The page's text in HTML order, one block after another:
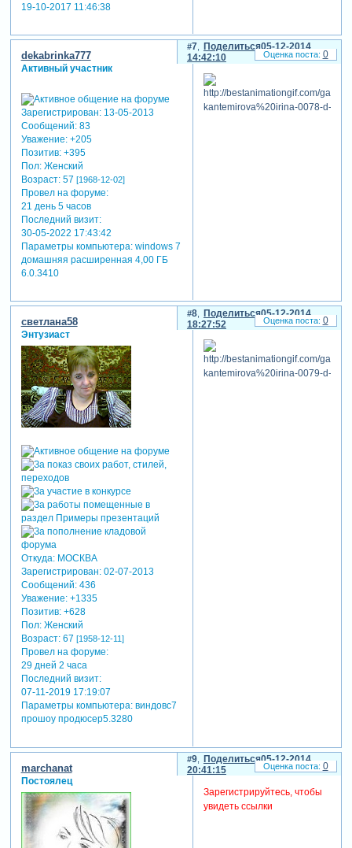
19-10-2017 11:46:38
Поделиться
7
05-12-2014
14:42:10
dekabrinka777
Активный участник
Зарегистрирован: 13-05-2013
Сообщений:83
Уважение: +205
Позитив: +395
Пол:Женский
Возраст:57 [1968-12-02]
Провел на форуме:
21 день 5 часов
Последний визит:
30-05-2022 17:43:42
Параметры компьютера:windows 7
домашняя расширенная 4,00 ГБ
6.0.3410
0
Поделиться
8
05-12-2014
18:27:52
светлана58
Энтузиаст
Откуда:МОСКВА
Зарегистрирован: 02-07-2013
Сообщений:436
Уважение: +1335
Позитив: +628
Пол:Женский
Возраст:67 [1958-12-11]
Провел на форуме:
29 дней 2 часа
Последний визит:
07-11-2019 17:19:07
Параметры компьютера:виндовс7
прошоу продюсер5.3280
0
Поделиться
9
05-12-2014
20:41:15
marchanat
Постоялец
Зарегистрируйтесь, чтобы
увидеть ссылки
0